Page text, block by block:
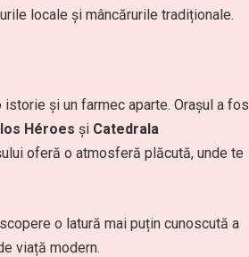
locale și mâncărurile tradiționale.
istorie și un farmec aparte. Orașul a
Héroes și Catedrala
oferă o atmosferă plăcută, unde te
o latură mai puțin cunoscută a
viață modern.